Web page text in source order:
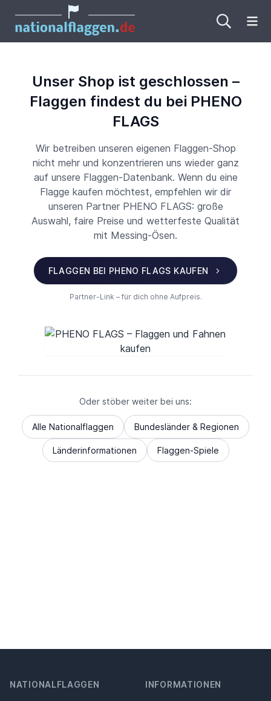
Unser Shop ist geschlossen –
Flaggen findest du bei PHENO
FLAGS
Wir betreiben unseren eigenen Flaggen-Shop
nicht mehr und konzentrieren uns wieder ganz
auf unsere Flaggen-Datenbank. Wenn du eine
Flagge kaufen möchtest, empfehlen wir dir
unseren Partner PHENO FLAGS: große
Auswahl, faire Preise und wetterfeste Qualität
mit Messing-Ösen.
FLAGGEN BEI PHENO FLAGS KAUFEN
Partner-Link – für dich ohne Aufpreis.
Oder stöber weiter bei uns:
Alle Nationalflaggen Bundesländer & Regionen
Länderinformationen Flaggen-Spiele
NATIONALFLAGGEN INFORMATIONEN